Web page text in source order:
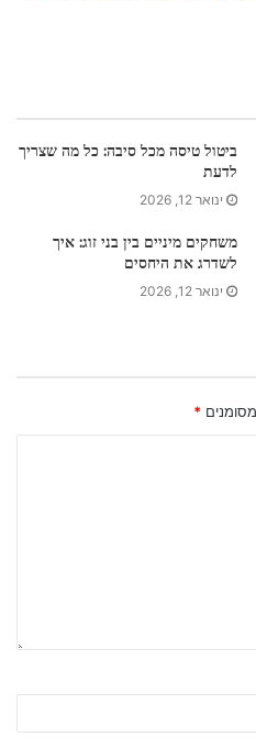
ביטול טיסה מכל סיבה: כל מה שצריך
לדעת
ינואר 12, 2026
משחקים מיניים בין בני זוג: איך
לשדרג את היחסים
ינואר 12, 2026
*